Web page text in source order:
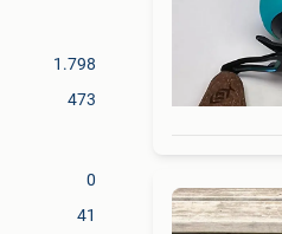
1.798
473
0
41